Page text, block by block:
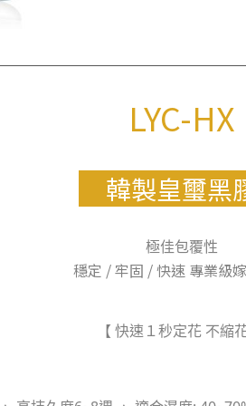
LYC-HX
韓製皇璽黑
極佳包覆性
穩定 / 牢固 / 快速 專業級
【 快速１秒定花 不縮花